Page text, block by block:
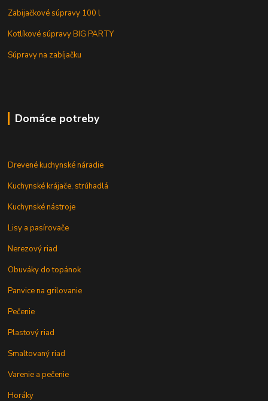
Zabijačkové súpravy 100 l
Kotlíkové súpravy BIG PARTY
Súpravy na zabíjačku
Domáce potreby
Drevené kuchynské náradie
Kuchynské krájače, strúhadlá
Kuchynské nástroje
Lisy a pasírovače
Nerezový riad
Obuváky do topánok
Panvice na grilovanie
Pečenie
Plastový riad
Smaltovaný riad
Varenie a pečenie
Horáky